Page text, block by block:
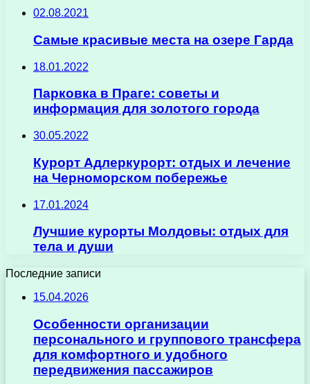
02.08.2021
Самые красивые места на озере Гарда
18.01.2022
Парковка в Праге: советы и
информация для золотого города
30.05.2022
Курорт Адлеркурорт: отдых и лечение
на Черноморском побережье
17.01.2024
Лучшие курорты Молдовы: отдых для
тела и души
Последние записи
15.04.2026
Особенности организации
персонального и группового трансфера
для комфортного и удобного
передвижения пассажиров